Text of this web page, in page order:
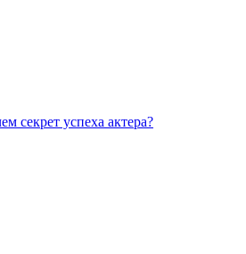
секрет успеха актера?